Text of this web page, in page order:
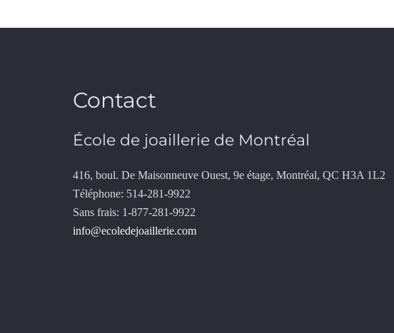
Contact
École de joaillerie de Montréal
416, boul. De Maisonneuve Ouest, 9e étage, Montréal, QC H3A 1L2
Téléphone: 514-281-9922
Sans frais: 1-877-281-9922
info@ecoledejoaillerie.com